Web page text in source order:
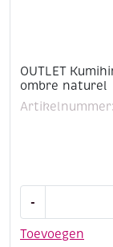
OUTLET
ombre naturel
Toevoegen
-
satijnkoord,